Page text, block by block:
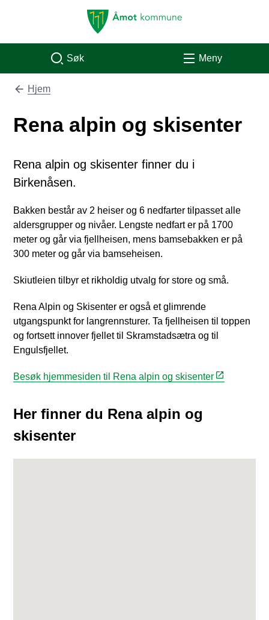
Åmot kommune
Søk Meny
Du er her:
Hjem
Rena alpin og skisenter
Rena alpin og skisenter finner du i
Birkenåsen.
Bakken består av 2 heiser og 6 nedfarter tilpasset alle
aldersgrupper og nivåer. Lengste nedfart er på 1700
meter og går via fjellheisen, mens bamsebakken er på
300 meter og går via bamseheisen.
Skiutleien tilbyr et rikholdig utvalg for store og små.
Rena Alpin og Skisenter er også et glimrende
utgangspunkt for langrennsturer. Ta fjellheisen til toppen
og fortsett innover fjellet til Skramstadsætra og til
Engulsfjellet.
Besøk hjemmesiden til Rena alpin og skisenter
Her finner du Rena alpin og
skisenter